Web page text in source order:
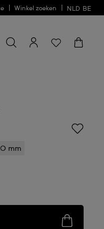
Winkel zoeken NLD BE
naar
iets
mm